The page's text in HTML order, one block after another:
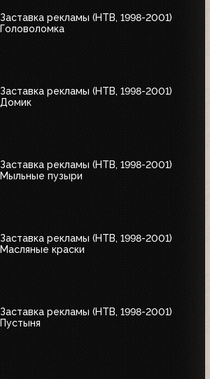
Заставка рекламы (НТВ, 1998-2001)
Головоломка
Заставка рекламы (НТВ, 1998-2001)
Домик
Заставка рекламы (НТВ, 1998-2001)
Мыльные пузыри
Заставка рекламы (НТВ, 1998-2001)
Масляные краски
Заставка рекламы (НТВ, 1998-2001)
Пустыня